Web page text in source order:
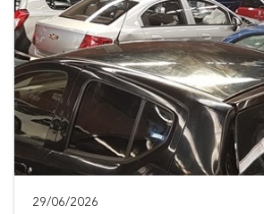
29/06/2026